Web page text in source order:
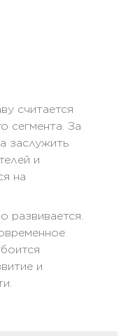
считается
сегмента. За
заслужить
и
на
развивается.
и